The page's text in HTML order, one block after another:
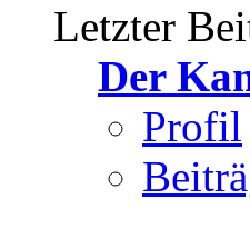
Letzter
Der
Profil